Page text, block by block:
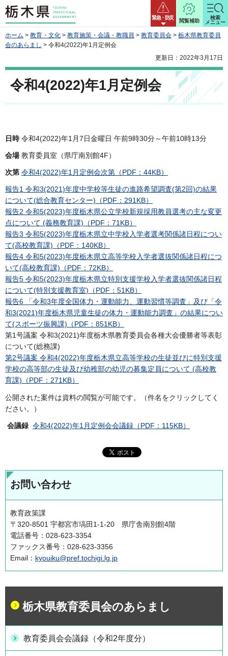
栃木県 緊急・防災
閲覧補助
検索
メニュー
ホーム > 教育・文化 > 教育施策・会議・教職員 > 教育委員会 > 栃木県教育委員
会のあらまし > 令和4(2022)年1月定例会
更新日：2022年3月17日
令和4(2022)年1月定例会
日時令和4(2022)年1月7日金曜日 午前9時30分～午前10時13分
会場教育委員室（県庁南別館4F）
次第 令和4(2022)年1月定例会次第（PDF：44KB）
報告1 令和3(2021)年度中学校等生徒の進路希望調査(第2回)の結果
について(総合教育センター)（PDF：291KB）
報告2 令和5(2023)年度栃木県公立学校新規採用教員選考の主な変更
点について (義務教育課)（PDF：71KB）
報告3 令和5(2023)年度栃木県立中学校入学者選考関係諸日程につい
て(高校教育課)（PDF：140KB）
報告4 令和5(2023)年度栃木県立高等学校入学者選抜関係諸日程につ
いて(高校教育課)（PDF：72KB）
報告5 令和5(2023)年度栃木県立特別支援学校入学者選抜関係諸日程
について(特別支援教育室)（PDF：51KB）
報告6 「令和3年度全国体力・運動能力、運動習慣等調査」及び「令
和3(2021)年度栃木県児童生徒の体力・運動能力調査」の結果につい
て(スポーツ振興課)（PDF：851KB）
第1号議案 令和3(2021)年度栃木県教育委員会各種大会優勝者等表彰
について(総務課)
第2号議案 令和4(2022)年度栃木県立高等学校の生徒並びに特別支援
学校の高等部の生徒及び幼稚部の幼児の募集定員について (高校教
育課)（PDF：271KB）
公開された案件は資料の閲覧が可能です。（件名をクリックしてく
ださい。）
会議録 令和4(2022)年1月定例会会議録（PDF：115KB）
お問い合わせ
教育政策課
〒320-8501 宇都宮市塙田1-1-20 県庁舎南別館4階
電話番号：028-623-3354
ファックス番号：028-623-3356
Email： kyouiku@pref.tochigi.lg.jp
栃木県教育委員会のあらまし
教育委員会会議録（令和2年度分）